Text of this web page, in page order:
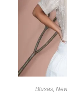
Blusas, New